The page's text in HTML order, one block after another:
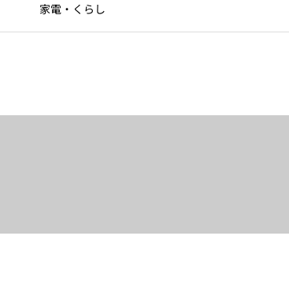
家電・くらし